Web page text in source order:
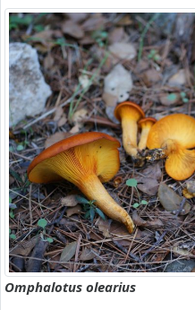
Omphalotus olearius